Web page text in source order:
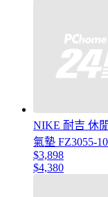
NIKE 耐吉 休
氣墊 FZ3055-
$3,898
$4,380